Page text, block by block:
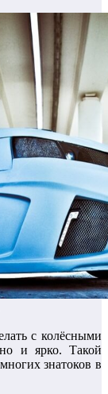
с колёсными
и ярко. Такой
знатоков в